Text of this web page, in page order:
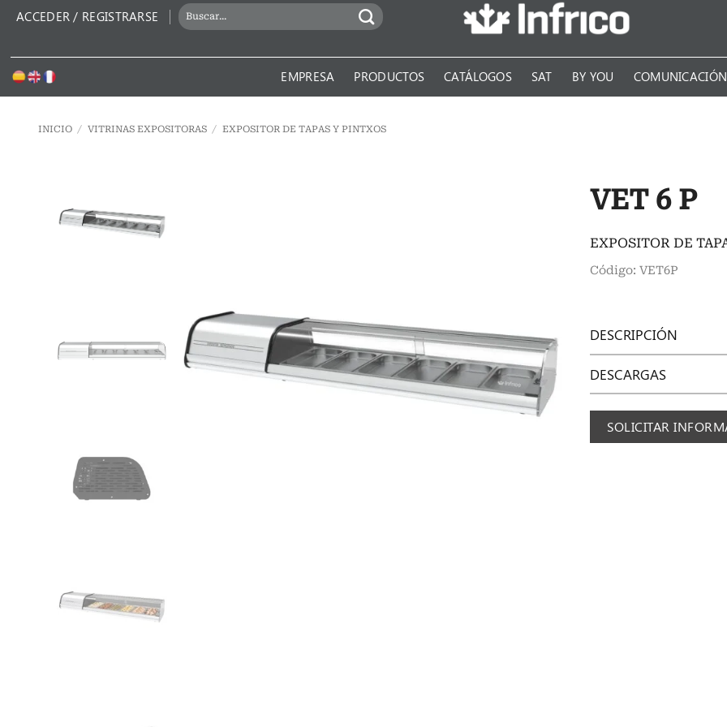
ACCEDER / REGISTRARSE
BUSCAR
POR:
EMPRESA PRODUCTOS CATÁLOGOS SAT BY YOU COMUNICACIÓN
INICIO / VITRINAS EXPOSITORAS / EXPOSITOR DE TAPAS Y PINTXOS
VET 6 P
EXPOSITOR DE
Código: VET6P
DESCRIPCIÓN
DESCARGAS
SOLICITAR